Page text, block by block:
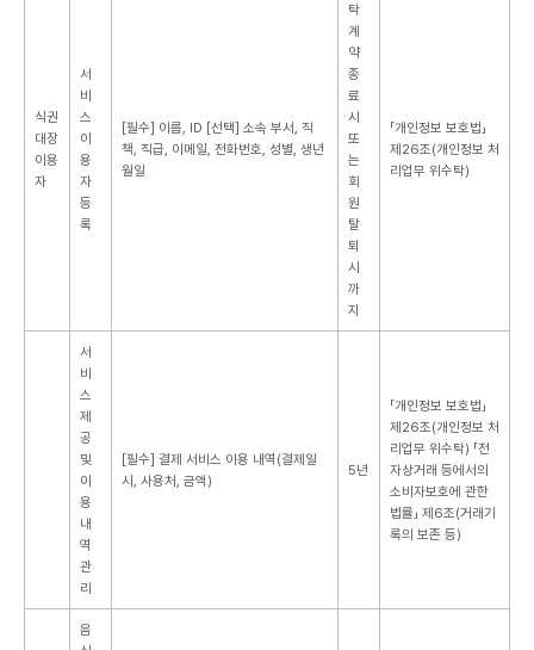
식권
대장
이용
자
서
비
스
이
용
자
등
록
[필수] 이름, ID [선택] 소속 부서, 직
책, 직급, 이메일, 전화번호, 성별, 생년
월일
탁
계
약
종
료
시
또
는
회
원
탈
퇴
시
까
지
「개인정보 보호법」
제26조(개인정보 처
리업무 위수탁)
서
비
스
제
공
및
이
용
내
역
관
리
[필수] 결제 서비스 이용 내역(결제일
시, 사용처, 금액)
5년
「개인정보 보호법」
제26조(개인정보 처
리업무 위수탁) 「전
자상거래 등에서의
소비자보호에 관한
법률」 제6조(거래기
록의 보존 등)
음